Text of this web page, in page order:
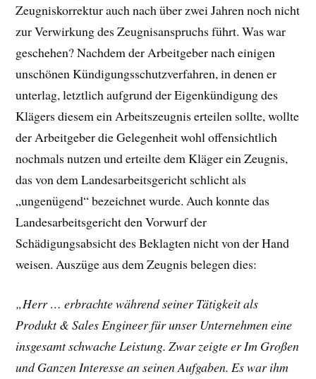
Zeugniskorrektur auch nach über zwei Jahren noch nicht
zur Verwirkung des Zeugnisanspruchs führt. Was war
geschehen? Nachdem der Arbeitgeber nach einigen
unschönen Kündigungsschutzverfahren, in denen er
unterlag, letztlich aufgrund der Eigenkündigung des
Klägers diesem ein Arbeitszeugnis erteilen sollte, wollte
der Arbeitgeber die Gelegenheit wohl offensichtlich
nochmals nutzen und erteilte dem Kläger ein Zeugnis,
das von dem Landesarbeitsgericht schlicht als
„ungenügend“ bezeichnet wurde. Auch konnte das
Landesarbeitsgericht den Vorwurf der
Schädigungsabsicht des Beklagten nicht von der Hand
weisen. Auszüge aus dem Zeugnis belegen dies:
„Herr … erbrachte während seiner Tätigkeit als
Produkt & Sales Engineer für unser Unternehmen eine
insgesamt schwache Leistung. Zwar zeigte er Im Großen
und Ganzen Interesse an seinen Aufgaben. Es war ihm